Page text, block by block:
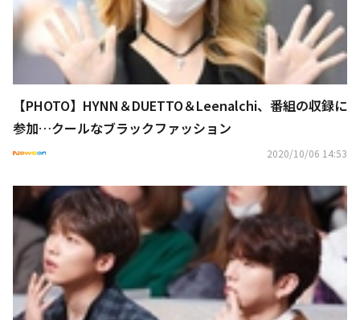
【PHOTO】HYNN＆DUETTO＆Leenalchi、番組の収録に
参加…クールなブラックファッション
2020/10/06 14:53